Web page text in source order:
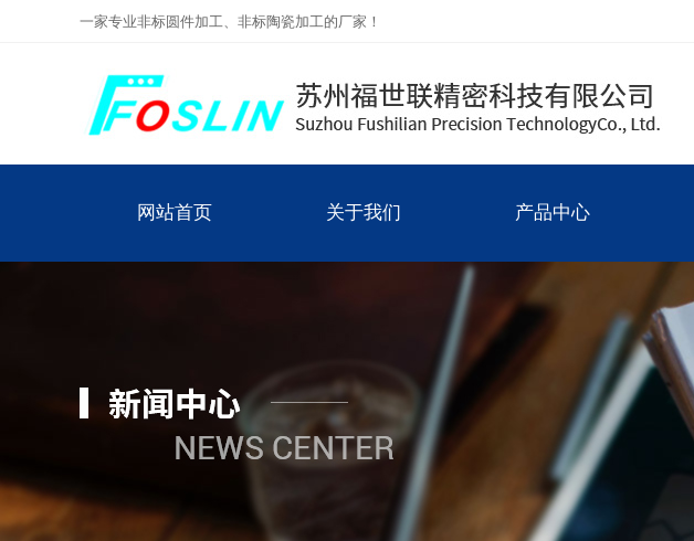
一家专业非标圆件加工、非标陶瓷加工的厂家！
网站首页 关于我们
主要领域
产品中心
产品中心
碳化硅
氧化锆
氮化铝